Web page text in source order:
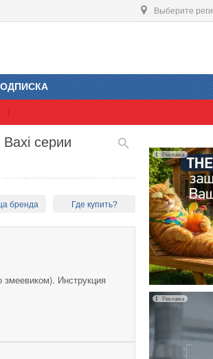
Выберите
Baxi серии
бренда Где купить?
Инструкция
Реклама
Реклама